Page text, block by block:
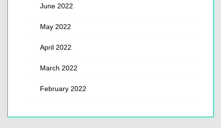
June 2022
May 2022
April 2022
March 2022
February 2022